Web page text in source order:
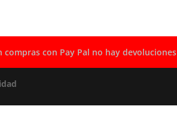
compras con Pay Pal no hay devoluciones